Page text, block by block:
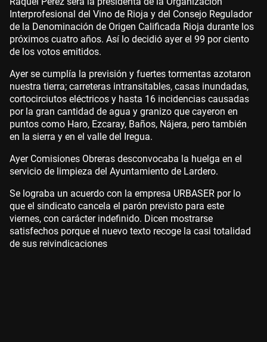
Interprofesional del Vino de Rioja y del Consejo Regulador
de la Denominación de Origen Calificada Rioja durante los
próximos cuatro años. Así lo decidió ayer el 99 por ciento
de los votos emitidos.
Ayer se cumplía la previsión y fuertes tormentas azotaron
nuestra tierra; carreteras intransitables, casas inundadas,
cortocirciutos eléctricos y hasta 16 incidencias causadas
por la gran cantidad de agua y granizo que cayeron en
puntos como Haro, Ezcaray, Baños, Nájera, pero también
en la sierra y en el valle del Iregua.
Ayer Comisiones Obreras desconvocaba la huelga en el
servicio de limpieza del Ayuntamiento de Lardero.
Se lograba un acuerdo con la empresa URBASER por lo
que el sindicato cancela el parón previsto para este
viernes, con carácter indefinido. Dicen mostrarse
satisfechos porque el nuevo texto recoge la casi totalidad
de sus reivindicaciones